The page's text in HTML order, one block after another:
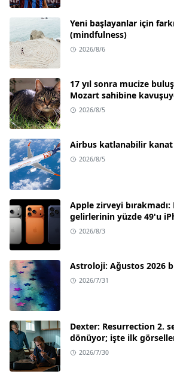
Yeni başlayanlar için
(mindfulness)
2026/8/6
17 yıl sonra mucize
Mozart sahibine
2026/8/5
Airbus katlanabilir kanat
2026/8/5
Apple zirveyi bırakmadı:
gelirlerinin yüzde 49'u
2026/8/3
Astroloji: Ağustos 2026
2026/7/31
Dexter: Resurrection 2.
dönüyor; işte ilk
2026/7/30